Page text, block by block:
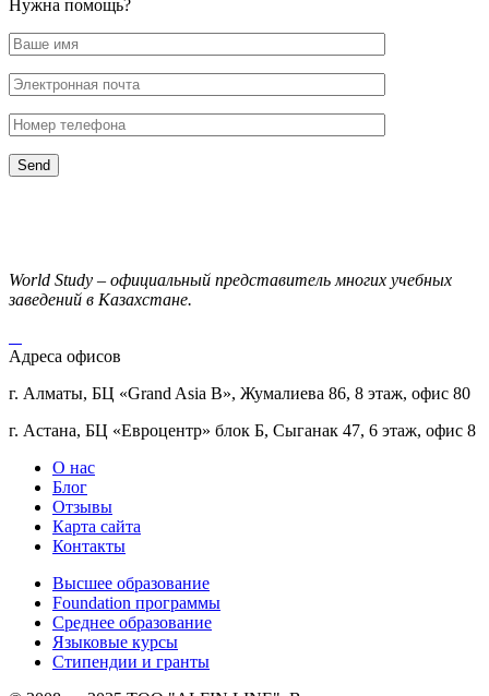
Нужна помощь?
World Study – официальный представитель многих учебных
заведений в Казахстане.
Адреса офисов
г. Алматы, БЦ «Grand Asia B», Жумалиева 86, 8 этаж, офис 80
г. Астана, БЦ «Евроцентр» блок Б, Сыганак 47, 6 этаж, офис 8
О нас
Блог
Отзывы
Карта сайта
Контакты
Высшее образование
Foundation программы
Среднее образование
Языковые курсы
Стипендии и гранты